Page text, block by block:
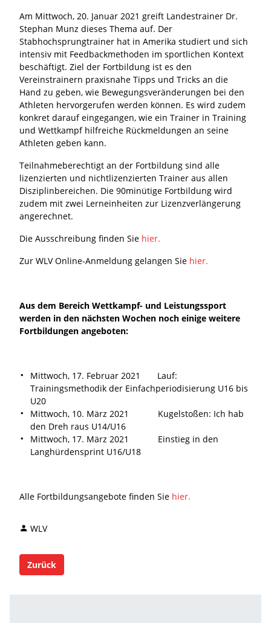
Am Mittwoch, 20. Januar 2021 greift Landestrainer Dr.
Stephan Munz dieses Thema auf. Der
Stabhochsprungtrainer hat in Amerika studiert und sich
intensiv mit Feedbackmethoden im sportlichen Kontext
beschäftigt. Ziel der Fortbildung ist es den
Vereinstrainern praxisnahe Tipps und Tricks an die
Hand zu geben, wie Bewegungsveränderungen bei den
Athleten hervorgerufen werden können. Es wird zudem
konkret darauf eingegangen, wie ein Trainer in Training
und Wettkampf hilfreiche Rückmeldungen an seine
Athleten geben kann.
Teilnahmeberechtigt an der Fortbildung sind alle
lizenzierten und nichtlizenzierten Trainer aus allen
Disziplinbereichen. Die 90minütige Fortbildung wird
zudem mit zwei Lerneinheiten zur Lizenzverlängerung
angerechnet.
Die Ausschreibung finden Sie hier.
Zur WLV Online-Anmeldung gelangen Sie hier.
Aus dem Bereich Wettkampf- und Leistungssport
werden in den nächsten Wochen noch einige weitere
Fortbildungen angeboten:
Mittwoch, 17. Februar 2021 Lauf:
Trainingsmethodik der Einfachperiodisierung U16 bis
U20
Mittwoch, 10. März 2021 Kugelstoßen: Ich hab
den Dreh raus U14/U16
Mittwoch, 17. März 2021 Einstieg in den
Langhürdensprint U16/U18
Alle Fortbildungsangebote finden Sie hier.
WLV
Zurück